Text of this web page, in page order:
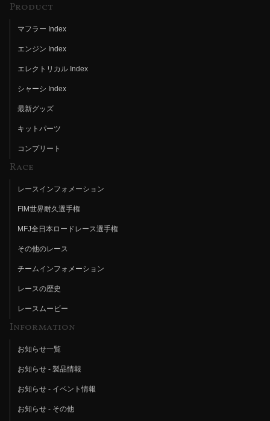
Product
マフラー Index
エンジン Index
エレクトリカル Index
シャーシ Index
最新グッズ
キットパーツ
コンプリート
Race
レースインフォメーション
FIM世界耐久選手権
MFJ全日本ロードレース選手権
その他のレース
チームインフォメーション
レースの歴史
レースムービー
Information
お知らせ一覧
お知らせ - 製品情報
お知らせ - イベント情報
お知らせ - その他